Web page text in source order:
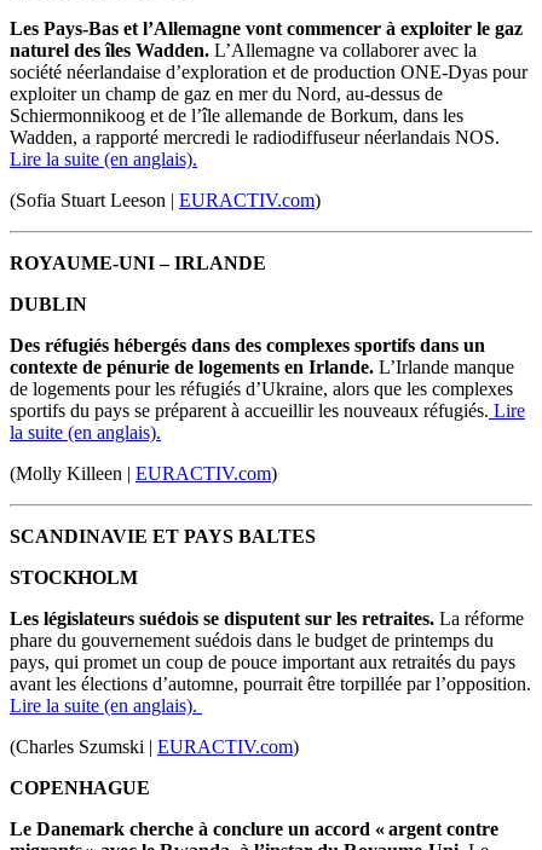
Les Pays-Bas et l’Allemagne vont commencer à exploiter le gaz
naturel des îles Wadden. L’Allemagne va collaborer avec la
société néerlandaise d’exploration et de production ONE-Dyas pour
exploiter un champ de gaz en mer du Nord, au-dessus de
Schiermonnikoog et de l’île allemande de Borkum, dans les
Wadden, a rapporté mercredi le radiodiffuseur néerlandais NOS.
Lire la suite (en anglais).
(Sofia Stuart Leeson | EURACTIV.com)
ROYAUME-UNI – IRLANDE
DUBLIN
Des réfugiés hébergés dans des complexes sportifs dans un
contexte de pénurie de logements en Irlande. L’Irlande manque
de logements pour les réfugiés d’Ukraine, alors que les complexes
sportifs du pays se préparent à accueillir les nouveaux réfugiés. Lire
la suite (en anglais).
(Molly Killeen | EURACTIV.com)
SCANDINAVIE ET PAYS BALTES
STOCKHOLM
Les législateurs suédois se disputent sur les retraites. La réforme
phare du gouvernement suédois dans le budget de printemps du
pays, qui promet un coup de pouce important aux retraités du pays
avant les élections d’automne, pourrait être torpillée par l’opposition.
Lire la suite (en anglais).
(Charles Szumski | EURACTIV.com)
COPENHAGUE
Le Danemark cherche à conclure un accord « argent contre